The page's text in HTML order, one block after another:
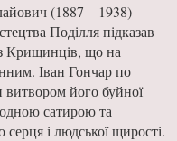
(1887 – 1938) –
Поділля підказав
Крищинців, що на
Іван Гончар по
витвором його буйної
сатирою та
і людської щирості.